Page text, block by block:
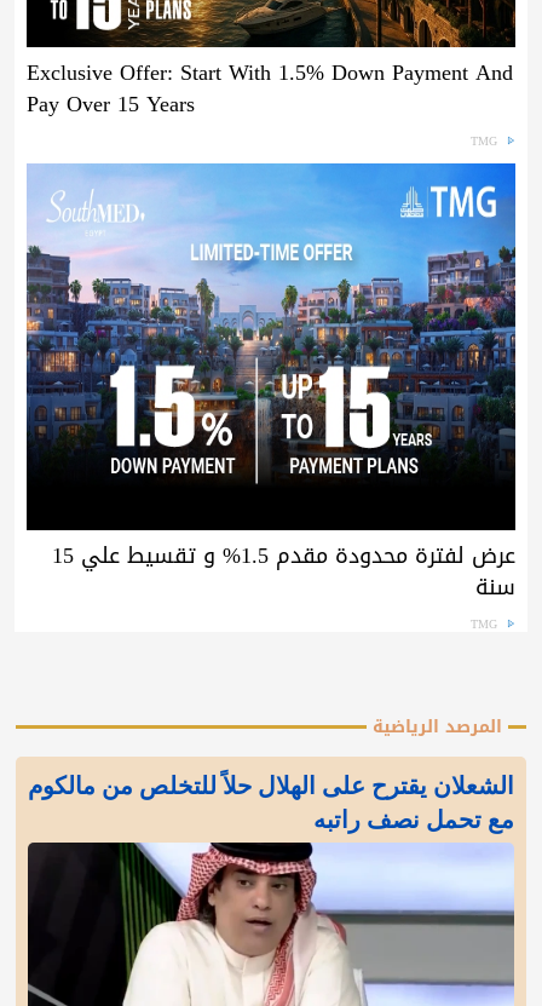
Exclusive Offer: Start With 1.5% Down Payment And
Pay Over 15 Years
TMG
عرض لفترة محدودة مقدم 1.5% و تقسيط علي 15
سنة
TMG
المرصد الرياضية
الشعلان يقترح على الهلال حلاً للتخلص من مالكوم
مع تحمل نصف راتبه